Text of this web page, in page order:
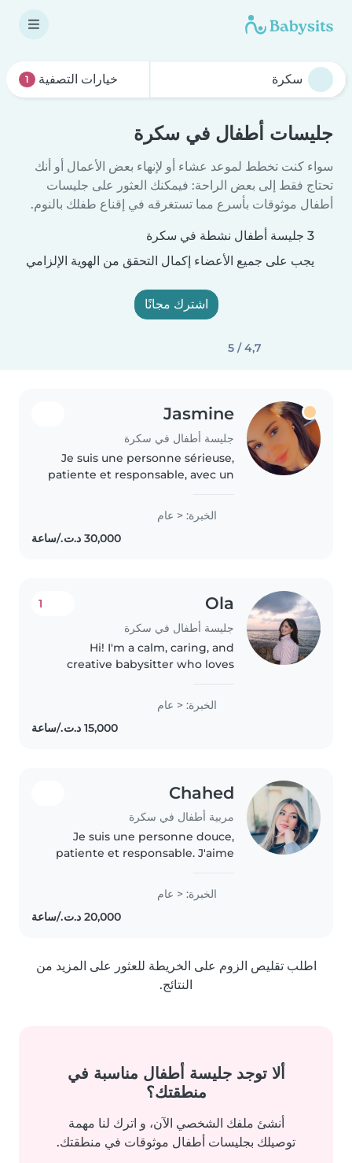
خيارات التصفية 1
جليسات أطفال في سكرة
سواء كنت تخطط لموعد عشاء أو لإنهاء بعض الأعمال أو أنك
تحتاج فقط إلى بعض الراحة: فيمكنك العثور على جليسات
أطفال موثوقات بأسرع مما تستغرقه في إقناع طفلك بالنوم.
3 جليسة أطفال نشطة في سكرة
يجب على جميع الأعضاء إكمال التحقق من الهوية الإلزامي
اشترك مجانًا
4,7 / 5
Jasmine
جليسة أطفال في سكرة
Je suis une personne sérieuse,
patiente et responsable, avec un
l'organisation. J'accorde une
attention particulière à la
sécurité, au bien-être et au..
الخبرة: < عام
Ola
جليسة أطفال في سكرة
1
Hi! I'm a calm, caring, and
creative babysitter who loves
games, or helping with
homework, I enjoy creating a
الخبرة: < عام
Chahed
مربية أطفال في سكرة
Je suis une personne douce,
patiente et responsable. J'aime
une ambiance calme et
sécurisée pour eux. Disponible
الخبرة: < عام
اطلب تقليص الزوم على الخريطة للعثور على المزيد من
النتائج.
ألا توجد جليسة أطفال مناسبة في
منطقتك؟
أنشئ ملفك الشخصي الآن، و اترك لنا مهمة
توصيلك بجليسات أطفال موثوقات في منطقتك.